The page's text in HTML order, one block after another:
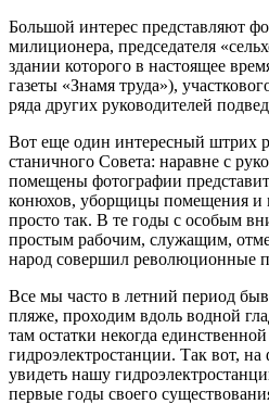
Большой интерес представляют
милиционера, председателя
здании которого в настоящее
газеты «Знамя труда»),
ряда других руководителей
Вот еще один интересный штрих
станичного Совета: наравне с
помещены фотографии
конюхов, уборщицы помещения и
просто так. В те годы с особым
простым рабочим, служащим,
народ совершил революционные
Все мы часто в летний период
пляже, проходим вдоль водной
там остатки некогда
гидроэлектростанции. Так вот,
увидеть нашу
первые годы своего